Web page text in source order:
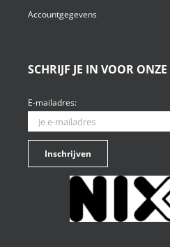
Accountgegevens
SCHRIJF JE IN VOOR
E-mailadres: